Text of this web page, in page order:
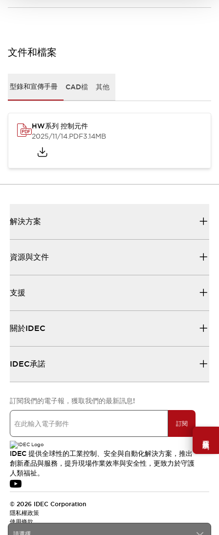
需要幫助嗎？
文件和檔案
型錄和宣傳手冊 CAD檔 其他
HW系列 控制元件
2025/11/14.PDF3.14MB
解決方案
資源與文件
支援
關於IDEC
IDEC承諾
訂閱我們的電子報，獲取我們的最新訊息!
訂閱
IDEC 提供全球性的工業控制、安全與自動化解決方案，推出
創新產品與服務，提升現場作業效率與安全性，更致力於守護
人類福祉。
© 2026 IDEC Corporation
隱私權政策
使用條款